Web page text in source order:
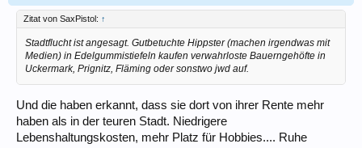
Zitat von SaxPistol: ↑
Stadtflucht ist angesagt. Gutbetuchte Hippster (machen irgendwas mit
Medien) in Edelgummistiefeln kaufen verwahrloste Bauerngehöfte in
Uckermark, Prignitz, Fläming oder sonstwo jwd auf.
Und die haben erkannt, dass sie dort von ihrer Rente mehr
haben als in der teuren Stadt. Niedrigere
Lebenshaltungskosten, mehr Platz für Hobbies.... Ruhe